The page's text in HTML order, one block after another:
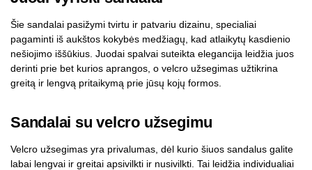
Šie sandalai pasižymi tvirtu ir patvariu dizainu, specialiai
pagaminti iš aukštos kokybės medžiagų, kad atlaikytų kasdienio
nešiojimo iššūkius. Juodai spalvai suteikta elegancija leidžia juos
derinti prie bet kurios aprangos, o velcro užsegimas užtikrina
greitą ir lengvą pritaikymą prie jūsų kojų formos.
Sandalai su velcro užsegimu
Velcro užsegimas yra privalumas, dėl kurio šiuos sandalus galite
labai lengvai ir greitai apsivilkti ir nusivilkti. Tai leidžia individualiai